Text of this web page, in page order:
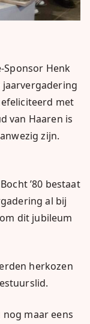
Sponsor Henk
met
van Haaren is
zijn.
’80 bestaat
al bij
dit jubileum
herkozen
maar eens